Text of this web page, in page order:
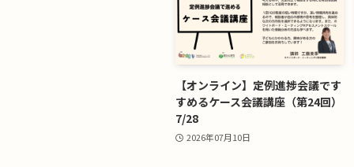
【オンライン】定例進捗会議です
すめるケース会議講座（第24回）
7/28
2026年07月10日